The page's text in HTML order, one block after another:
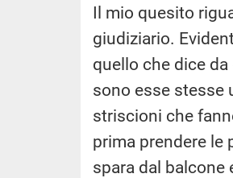
Il mio quesito
giudiziario.
quello che dice
sono esse stesse
striscioni che
prima prendere le
spara dal balcone